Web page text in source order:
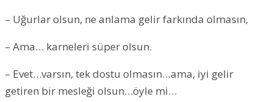
– Uğurlar olsun, ne anlama gelir farkında olmasın,
– Ama… karneleri süper olsun.
– Evet…varsın, tek dostu olmasın…ama, iyi gelir
getiren bir mesleği olsun…öyle mi…